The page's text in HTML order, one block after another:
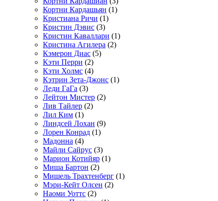
Кортни Кардашьян (1)
Кристиана Ричи (1)
Кристин Дэвис (3)
Кристин Каваллари (1)
Кристина Агилера (2)
Кэмерон Диас (5)
Кэти Перри (2)
Кэти Холмс (4)
Кэтрин Зета-Джонс (1)
Леди ГаГа (3)
Лейтон Мистер (2)
Лив Тайлер (2)
Лил Ким (1)
Линдсей Лохан (9)
Лорен Конрад (1)
Мадонна (4)
Майли Сайрус (3)
Марион Котийяр (1)
Миша Бартон (2)
Мишель Трахтенберг (1)
Мэри-Кейт Олсен (2)
Наоми Уоттс (2)